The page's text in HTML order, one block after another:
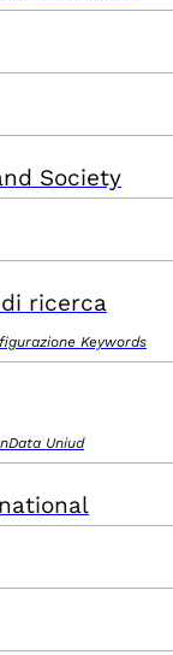
Society
ricerca
Keywords
Uniud